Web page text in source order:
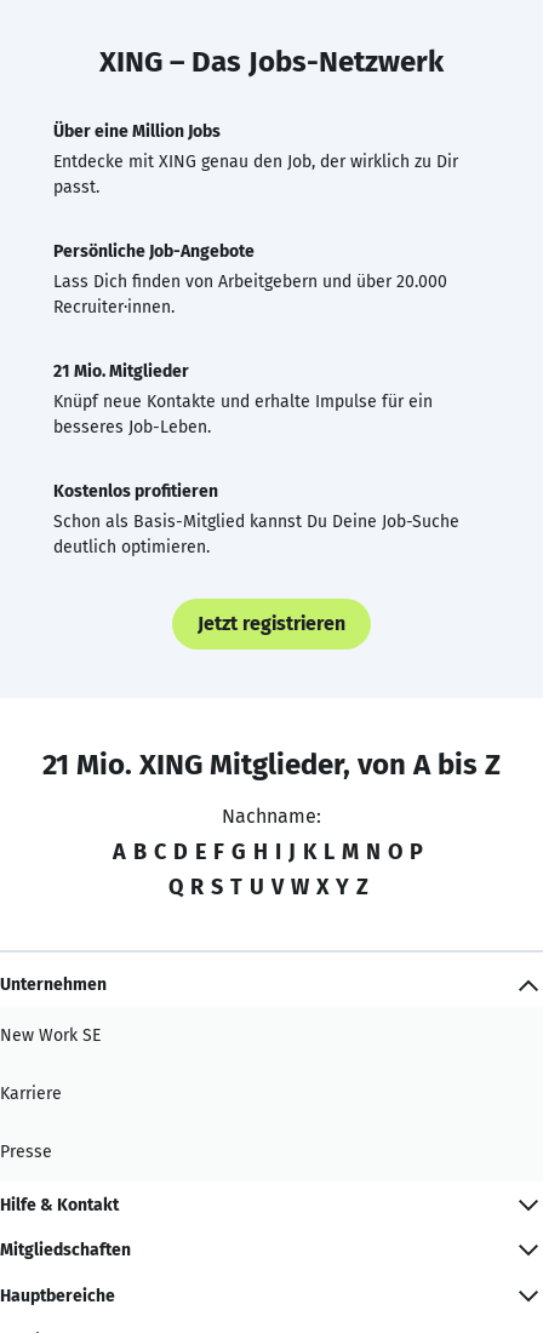
XING – Das Jobs-Netzwerk
Über eine Million Jobs
Entdecke mit XING genau den Job, der wirklich zu Dir
passt.
Persönliche Job-Angebote
Lass Dich finden von Arbeitgebern und über 20.000
Recruiter·innen.
21 Mio. Mitglieder
Knüpf neue Kontakte und erhalte Impulse für ein
besseres Job-Leben.
Kostenlos profitieren
Schon als Basis-Mitglied kannst Du Deine Job-Suche
deutlich optimieren.
Jetzt registrieren
21 Mio. XING Mitglieder, von A bis Z
Nachname:
A B C D E F G H I J K L M N O P
Q R S T U V W X Y Z
Unternehmen
New Work SE
Karriere
Presse
Hilfe & Kontakt
Mitgliedschaften
Hauptbereiche